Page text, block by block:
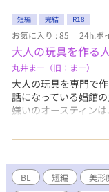
短編 完結 R18
お気に入り : 85 24h.ポ
大人の玩具を作る
丸井まー（旧：まー）
大人の玩具を専門で
話になっている娼館
嫌いのオースティン
なる。 人嫌い美形
喘ぎです！！ ※ムー
BL 短編 美形